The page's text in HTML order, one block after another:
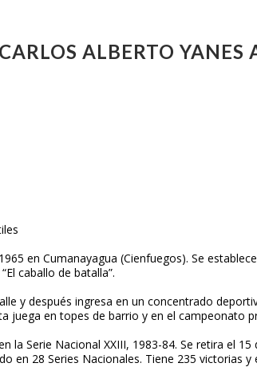
CARLOS ALBERTO YANES
en Cumanayagua (Cienfuegos). Se
caballo de batalla”.
y después ingresa en un concentrado
juega en topes de barrio y en el campeonato
la Serie Nacional XXIII, 1983-84. Se retira el
en 28 Series Nacionales. Tiene 235 victorias